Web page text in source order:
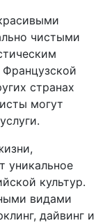
чистыми
странах
могут
уникальное
культур.
видами
дайвинг и